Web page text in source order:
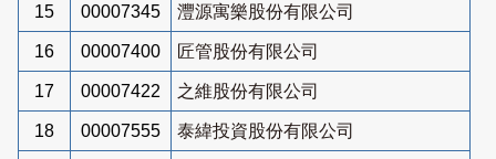
15 00007345 灃源寓樂股份有限公司
16 00007400 匠管股份有限公司
17 00007422 之維股份有限公司
18 00007555 泰緯投資股份有限公司